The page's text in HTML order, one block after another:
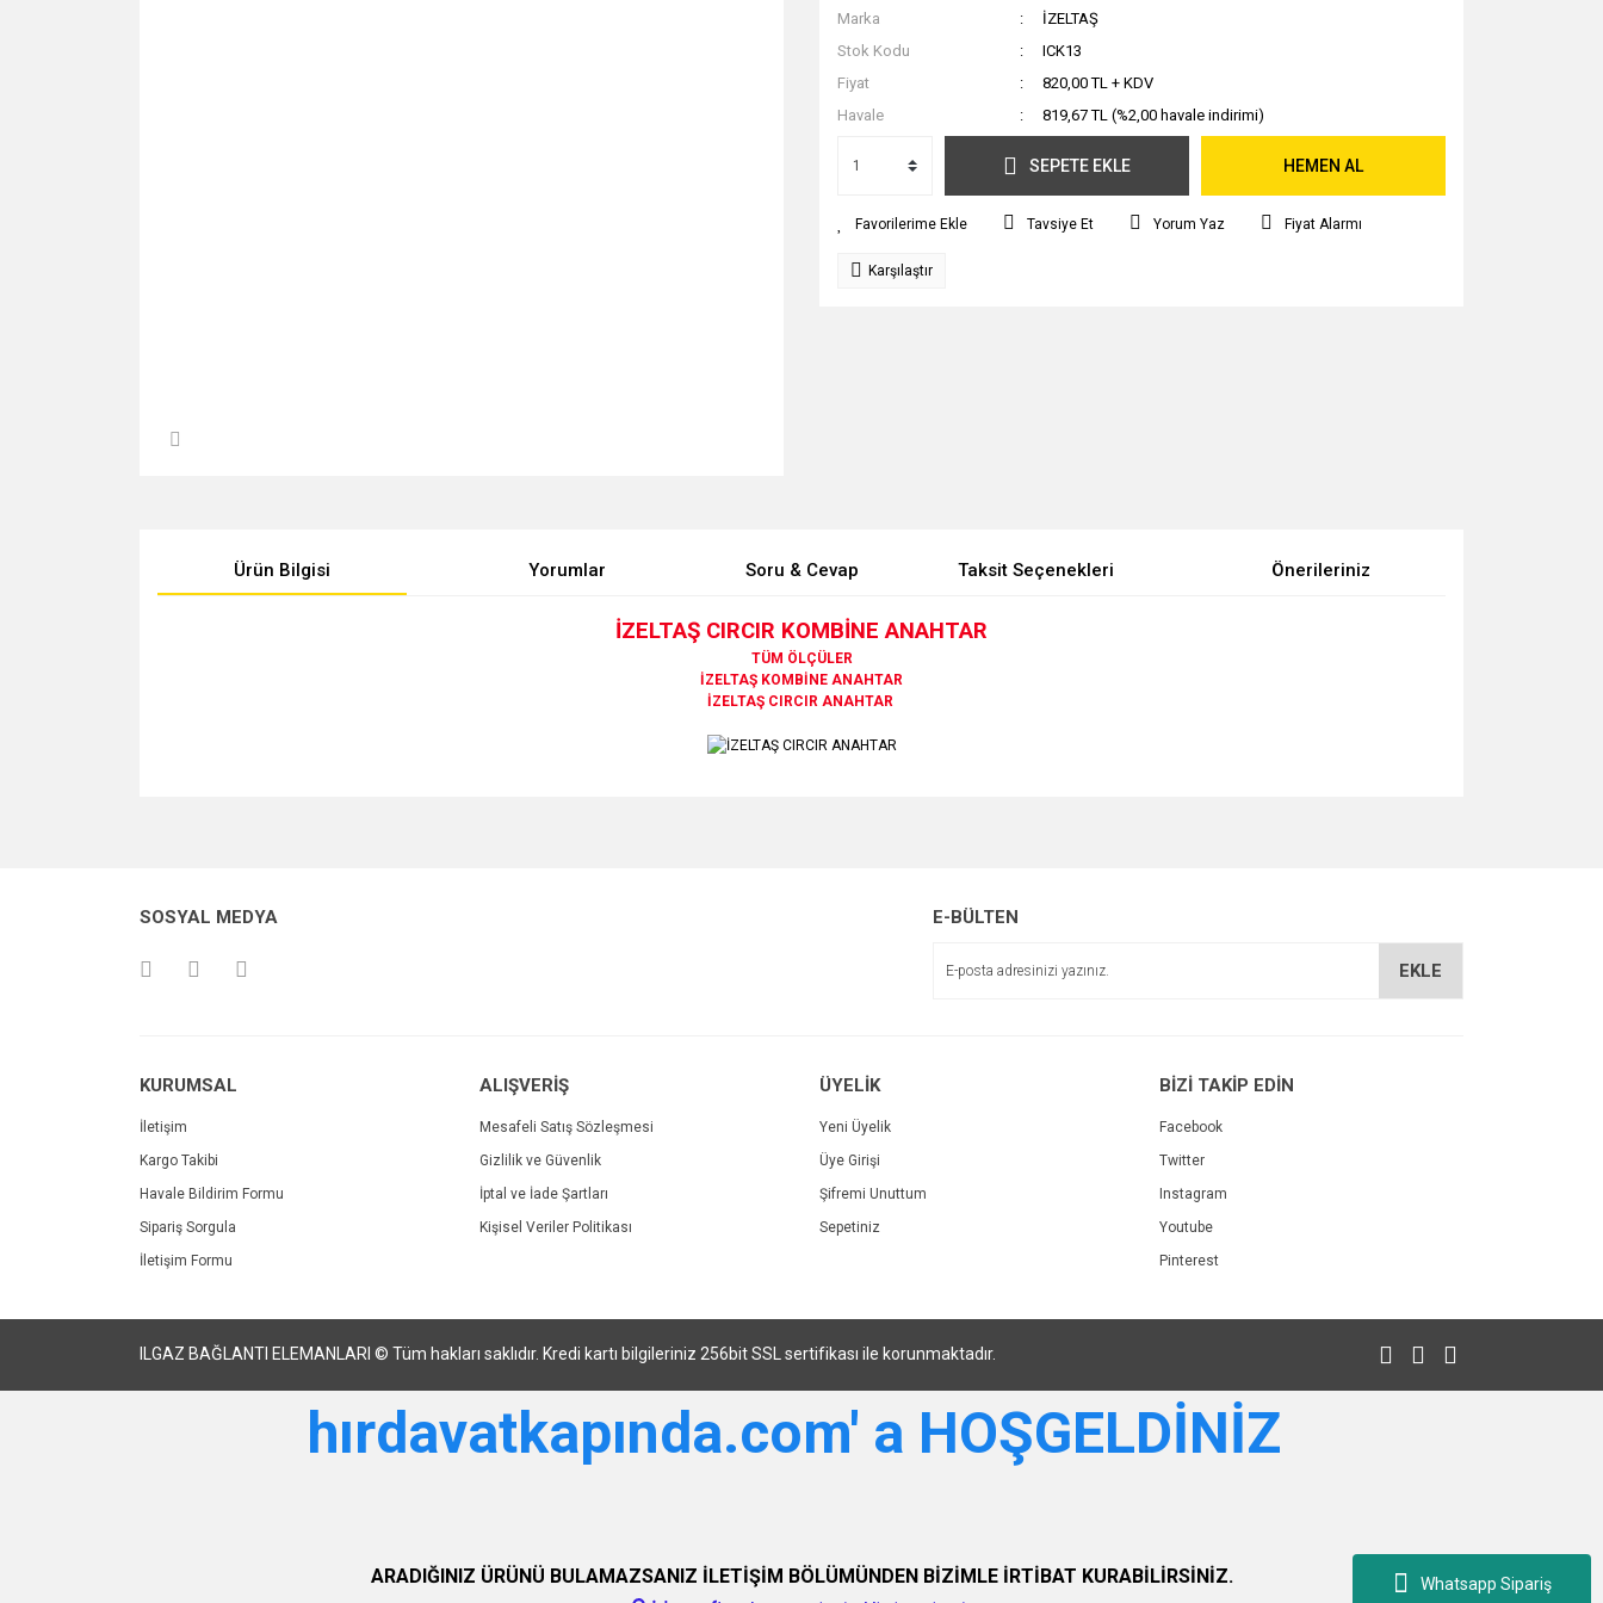
Whatsapp Sipariş
Marka
İZELTAŞ
Stok Kodu
ICK13
Fiyat
820,00 TL + KDV
Havale
819,67 TL (%2,00 havale indirimi)
SEPETE EKLE HEMEN AL
Tavsiye Et Yorum Yaz Fiyat Alarmı
Karşılaştır
Ürün Bilgisi Yorumlar Soru & Cevap Taksit Seçenekleri Önerileriniz
İZELTAŞ CIRCIR KOMBİNE ANAHTAR
TÜM ÖLÇÜLER
İZELTAŞ KOMBİNE ANAHTAR
İZELTAŞ CIRCIR ANAHTAR
Ürün açıklamasında eksik bilgiler bulunuyor.
SOSYAL MEDYA E-BÜLTEN
EKLE
KURUMSAL
İletişim
Kargo Takibi
Havale Bildirim Formu
Sipariş Sorgula
İletişim Formu
ALIŞVERİŞ
Mesafeli Satış Sözleşmesi
Gizlilik ve Güvenlik
İptal ve İade Şartları
Kişisel Veriler Politikası
ÜYELİK
Yeni Üyelik
Üye Girişi
Şifremi Unuttum
Sepetiniz
BİZİ TAKİP EDİN
Facebook
Twitter
Instagram
Youtube
Pinterest
ILGAZ BAĞLANTI ELEMANLARI © Tüm hakları saklıdır. Kredi kartı bilgileriniz 256bit SSL sertifikası ile korunmaktadır.
hırdavatkapında.com' a HOŞGELDİNİZ
ARADIĞINIZ ÜRÜNÜ BULAMAZSANIZ İLETİŞİM BÖLÜMÜNDEN BİZİMLE İRTİBAT KURABİLİRSİNİZ.